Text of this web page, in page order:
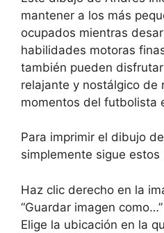
mantener a los más
ocupados mientras
habilidades motoras
también pueden
relajante y nostálgico de
momentos del futbolista
Para imprimir el dibujo
simplemente sigue estos
Haz clic derecho en la
“Guardar imagen como…”
Elige la ubicación en la